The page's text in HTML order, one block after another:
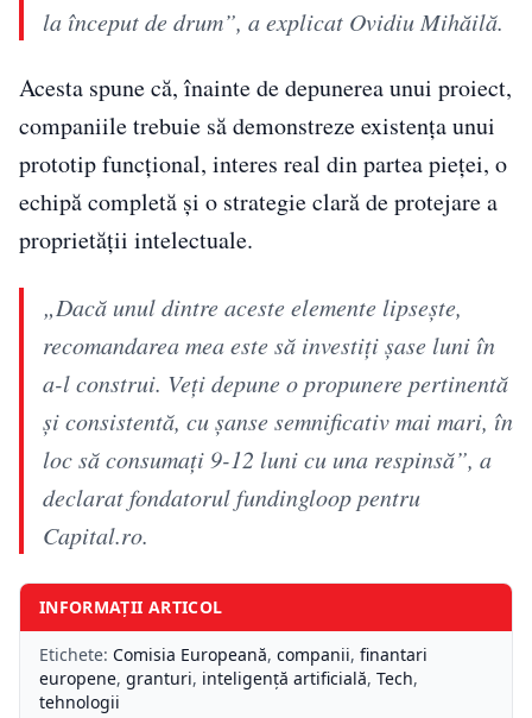
la început de drum”, a explicat Ovidiu Mihăilă.
Acesta spune că, înainte de depunerea unui proiect,
companiile trebuie să demonstreze existența unui
prototip funcțional, interes real din partea pieței, o
echipă completă și o strategie clară de protejare a
proprietății intelectuale.
„Dacă unul dintre aceste elemente lipsește,
recomandarea mea este să investiți șase luni în
a-l construi. Veți depune o propunere pertinentă
și consistentă, cu șanse semnificativ mai mari, în
loc să consumați 9-12 luni cu una respinsă”, a
declarat fondatorul fundingloop pentru
Capital.ro.
INFORMAȚII ARTICOL
Etichete: Comisia Europeană, companii, finantari
europene, granturi, inteligență artificială, Tech,
tehnologii